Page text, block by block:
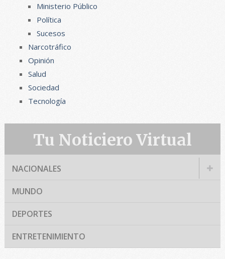
Ministerio Público
Política
Sucesos
Narcotráfico
Opinión
Salud
Sociedad
Tecnología
Tu Noticiero Virtual
NACIONALES
MUNDO
DEPORTES
ENTRETENIMIENTO